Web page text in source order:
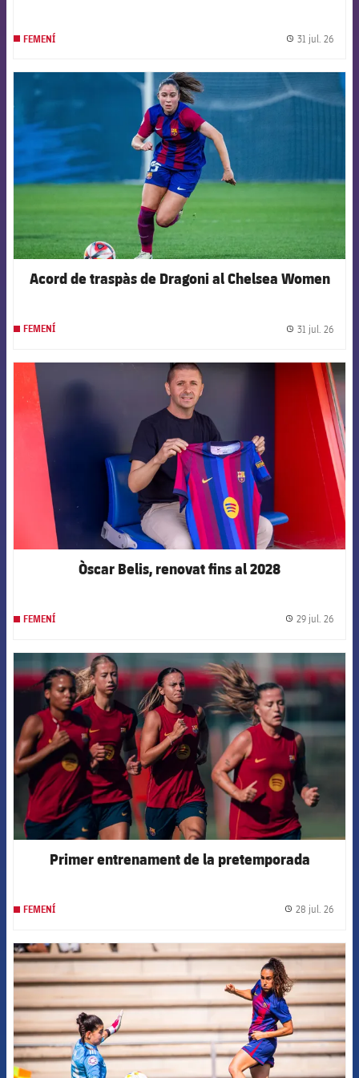
FEMENÍ 31 jul. 26
FCB Barcelona badge
Acord de traspàs de Dragoni al Chelsea Women
FEMENÍ 31 jul. 26
FCB Barcelona badge
Òscar Belis, renovat fins al 2028
FEMENÍ 29 jul. 26
FCB Barcelona badge
Primer entrenament de la pretemporada
FEMENÍ 28 jul. 26
FCB Barcelona badge